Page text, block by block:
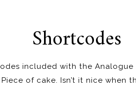
Shortcodes
included with the
of cake. Isn’t it nice when